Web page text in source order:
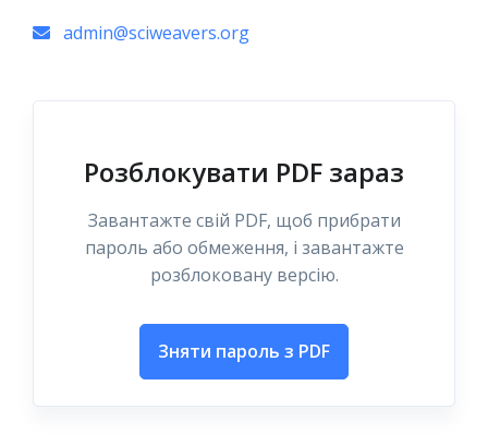
admin@sciweavers.org
Розблокувати PDF зараз
Завантажте свій PDF, щоб прибрати
пароль або обмеження, і завантажте
розблоковану версію.
Зняти пароль з PDF